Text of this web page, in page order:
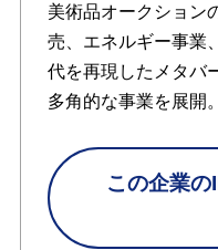
美術品オークション
売、エネルギー事業
代を再現したメタバ
多角的な事業を展開。
この企業